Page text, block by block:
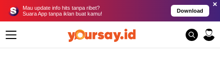
Mau update info hits tanpa ribet?
Suara App tanpa iklan buat kamu!
Download
×